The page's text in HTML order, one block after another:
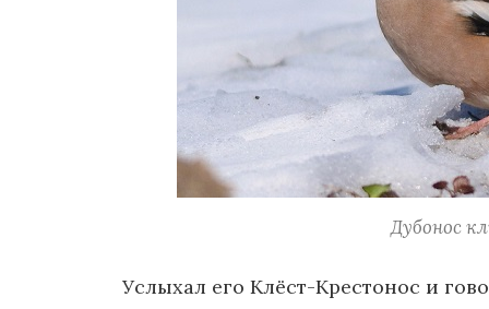
Дубонос
Услыхал его Клёст-Крестонос и